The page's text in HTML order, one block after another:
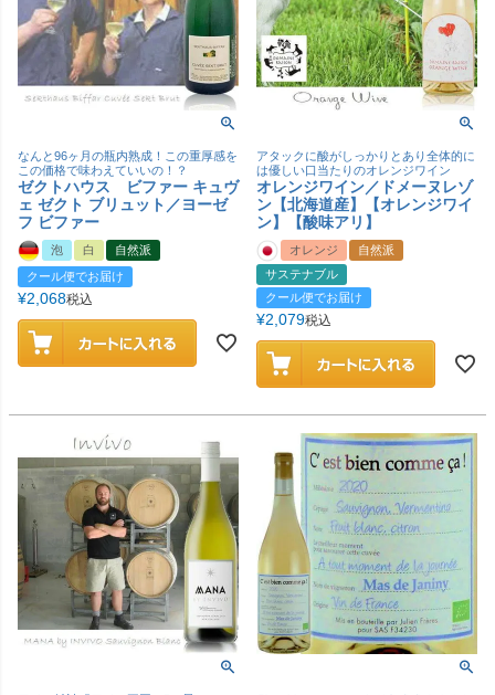
なんと96ヶ月の瓶内熟成！この重厚感を
この価格で味わえていいの！？
ゼクトハウス ビファー キュヴ
ェ ゼクト ブリュット／ヨーゼ
フ ビファー
泡 白
自然派
クール便でお届け
¥2,068税込
アタックに酸がしっかりとあり全体的に
は優しい口当たりのオレンジワイン
オレンジワイン／ドメーヌレゾ
ン【北海道産】【オレンジワイ
ン】【酸味アリ】
オレンジ
自然派
サステナブル
クール便でお届け
¥2,079税込